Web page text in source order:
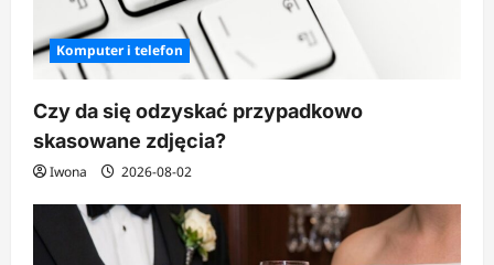
Komputer i telefon
Czy da się odzyskać przypadkowo
skasowane zdjęcia?
Iwona 2026-08-02